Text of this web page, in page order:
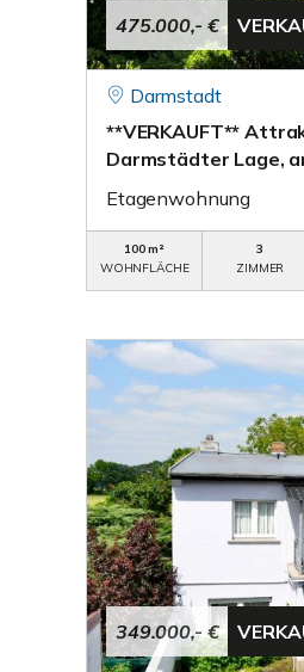
475.000,- €
Darmstadt
**VERKAUFT**
Darmstädter Lage,
Etagenwohnung
100 m²
WOHNFLÄCHE
3
ZIMMER
349.000,- €